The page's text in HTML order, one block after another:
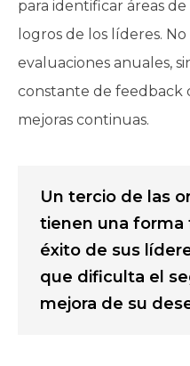
para identificar áreas
logros de los líderes.
evaluaciones anuales,
constante de feedback
mejoras continuas.
Un tercio de las
tienen una forma
éxito de sus
que dificulta el
mejora de su